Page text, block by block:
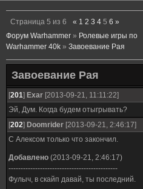
Страница 5 из 6 « 1 2 3 4 5 6 »
Форум Warhammer » Ролевые игры по
Warhammer 40k » Завоевание Рая
Завоевание Рая
[201] Exar [2013-09-21, 11:11:22]
Эй, Дум. Когда будем отыгрывать?
[202] Doomrider [2013-09-21, 2:46:17]
С Алексом только что закончил.
Добавлено (2013-09-21, 2:46:17)
---------------------------------------------
Фулыч, в скайп давай, ты последний.